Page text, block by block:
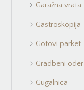
Garažna vrata
Gastroskopija
Gotovi parket
Gradbeni oder
Gugalnica